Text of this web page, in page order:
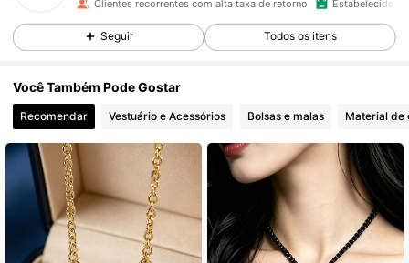
4,87 8.6K Seguidores
4,87 8.6K Seguidores
4,87 8.6K Seguidores
Clientes recorrentes com alta taxa de retorno Estabelecido
Seguir Todos os itens
Você Também Pode Gostar
Recomendar Vestuário e Acessórios Bolsas e malas Material de